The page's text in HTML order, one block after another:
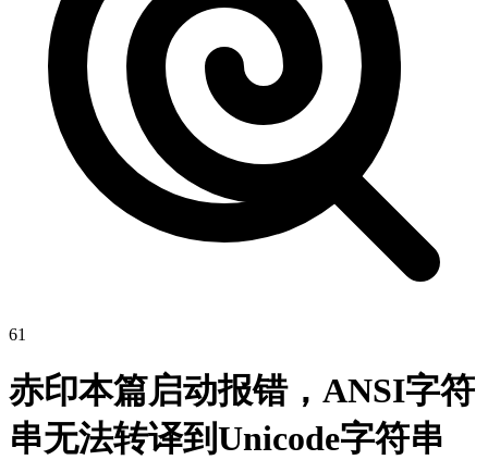
61
赤印本篇启动报错，ANSI字符
串无法转译到Unicode字符串